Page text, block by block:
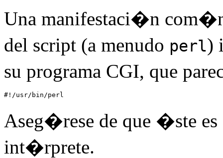
Una manifestaci�n
del script (a menudo perl)
su programa CGI, que
#!/usr/bin/perl
Aseg�rese de que �ste es
int�rprete.